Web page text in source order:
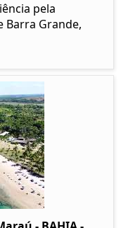
pela
Barra Grande,